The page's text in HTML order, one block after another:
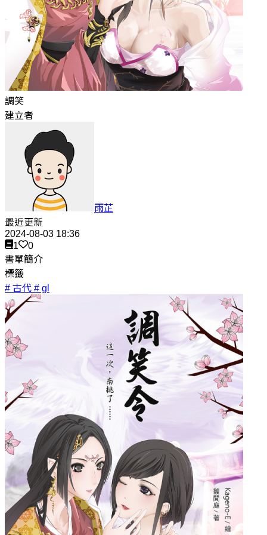
調笑
建立者
雨芷
最近更新
2024-08-03 18:36
1
0
書單簡介
標籤
# 古代 # gl